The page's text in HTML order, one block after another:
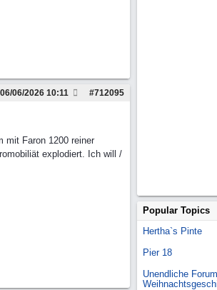
#712095
06/06/2026 10:11
mit Faron 1200 reiner
explodiert. Ich will /
Popular Topics
Hertha`s Pinte
Pier 18
Unendliche